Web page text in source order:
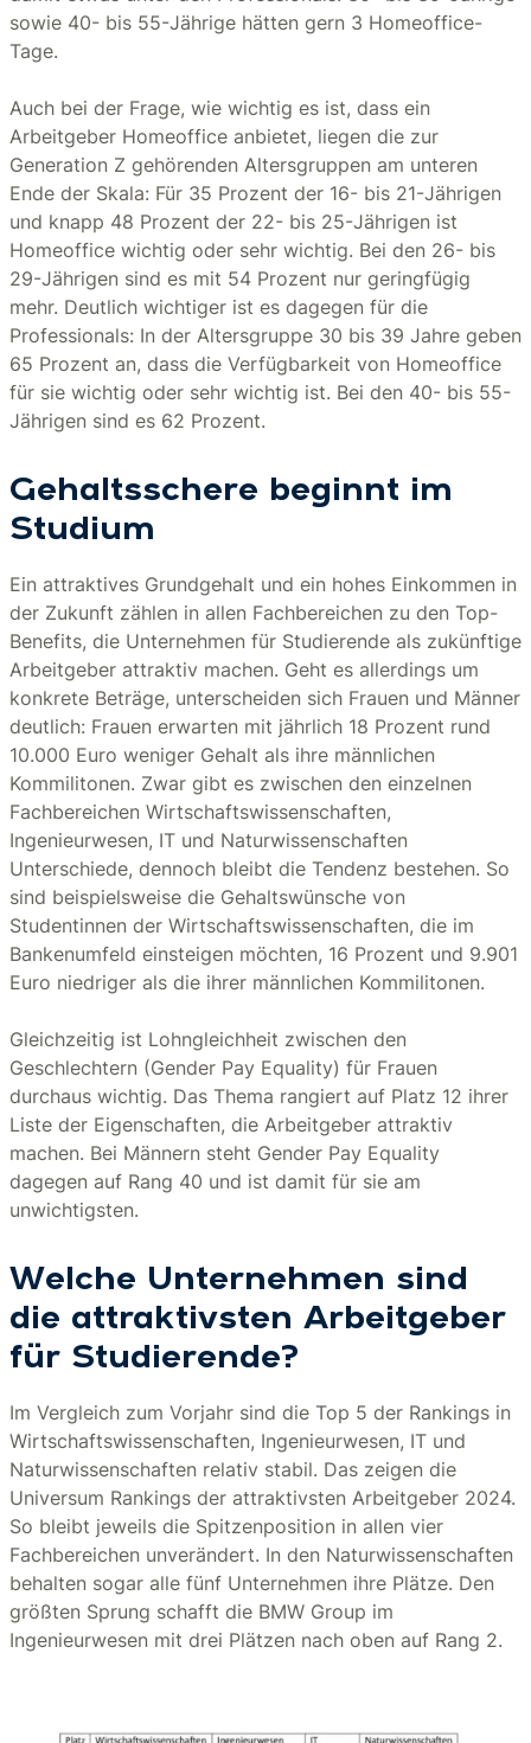
sowie 40- bis 55-Jährige hätten gern 3 Homeoffice-
Tage.
Auch bei der Frage, wie wichtig es ist, dass ein
Arbeitgeber Homeoffice anbietet, liegen die zur
Generation Z gehörenden Altersgruppen am unteren
Ende der Skala: Für 35 Prozent der 16- bis 21-Jährigen
und knapp 48 Prozent der 22- bis 25-Jährigen ist
Homeoffice wichtig oder sehr wichtig. Bei den 26- bis
29-Jährigen sind es mit 54 Prozent nur geringfügig
mehr. Deutlich wichtiger ist es dagegen für die
Professionals: In der Altersgruppe 30 bis 39 Jahre geben
65 Prozent an, dass die Verfügbarkeit von Homeoffice
für sie wichtig oder sehr wichtig ist. Bei den 40- bis 55-
Jährigen sind es 62 Prozent.
Gehaltsschere beginnt im
Studium
Ein attraktives Grundgehalt und ein hohes Einkommen in
der Zukunft zählen in allen Fachbereichen zu den Top-
Benefits, die Unternehmen für Studierende als zukünftige
Arbeitgeber attraktiv machen. Geht es allerdings um
konkrete Beträge, unterscheiden sich Frauen und Männer
deutlich: Frauen erwarten mit jährlich 18 Prozent rund
10.000 Euro weniger Gehalt als ihre männlichen
Kommilitonen. Zwar gibt es zwischen den einzelnen
Fachbereichen Wirtschaftswissenschaften,
Ingenieurwesen, IT und Naturwissenschaften
Unterschiede, dennoch bleibt die Tendenz bestehen. So
sind beispielsweise die Gehaltswünsche von
Studentinnen der Wirtschaftswissenschaften, die im
Bankenumfeld einsteigen möchten, 16 Prozent und 9.901
Euro niedriger als die ihrer männlichen Kommilitonen.
Gleichzeitig ist Lohngleichheit zwischen den
Geschlechtern (Gender Pay Equality) für Frauen
durchaus wichtig. Das Thema rangiert auf Platz 12 ihrer
Liste der Eigenschaften, die Arbeitgeber attraktiv
machen. Bei Männern steht Gender Pay Equality
dagegen auf Rang 40 und ist damit für sie am
unwichtigsten.
Welche Unternehmen sind
die attraktivsten Arbeitgeber
für Studierende?
Im Vergleich zum Vorjahr sind die Top 5 der Rankings in
Wirtschaftswissenschaften, Ingenieurwesen, IT und
Naturwissenschaften relativ stabil. Das zeigen die
Universum Rankings der attraktivsten Arbeitgeber 2024.
So bleibt jeweils die Spitzenposition in allen vier
Fachbereichen unverändert. In den Naturwissenschaften
behalten sogar alle fünf Unternehmen ihre Plätze. Den
größten Sprung schafft die BMW Group im
Ingenieurwesen mit drei Plätzen nach oben auf Rang 2.